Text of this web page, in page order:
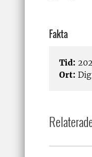
Fakta
Tid:
Ort: